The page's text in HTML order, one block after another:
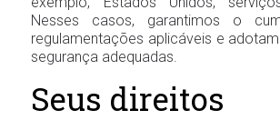
Nesses casos, garantimos o
regulamentações aplicáveis e
segurança adequadas.
Seus direitos